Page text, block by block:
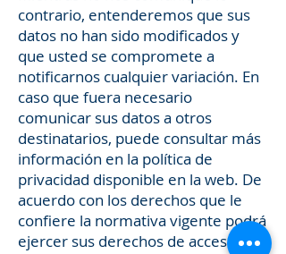
contrario, entenderemos que sus
datos no han sido modificados y
que usted se compromete a
notificarnos cualquier variación. En
caso que fuera necesario
comunicar sus datos a otros
destinatarios, puede consultar más
información en la política de
privacidad disponible en la web. De
acuerdo con los derechos que le
confiere la normativa vigente podrá
ejercer sus derechos de acceso,